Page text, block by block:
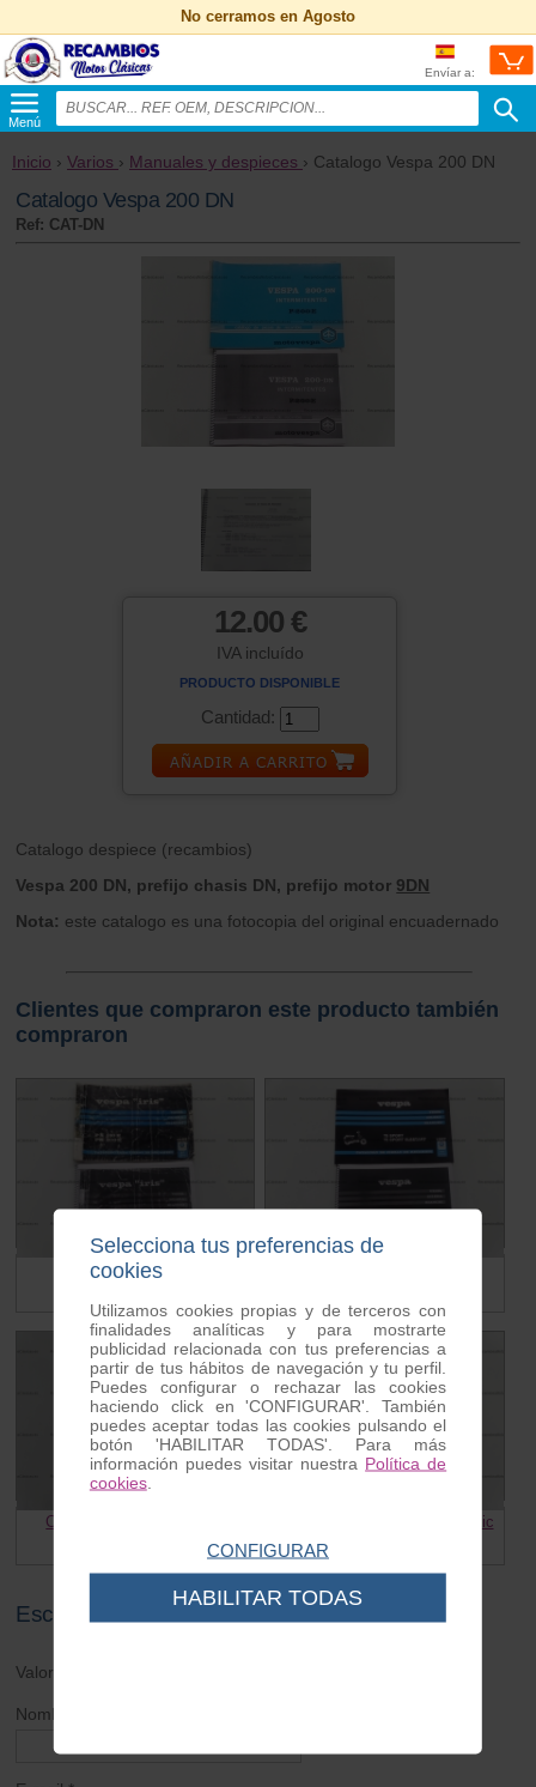
No cerramos en Agosto
Envíar a:
Menú
Inicio › Varios › Manuales y despieces › Catalogo Vespa 200 DN
Catalogo Vespa 200 DN
Ref: CAT-DN
12.00 €
IVA incluído
PRODUCTO DISPONIBLE
Cantidad:
Catalogo despiece (recambios)
Vespa 200 DN, prefijo chasis DN, prefijo motor 9DN
Nota: este catalogo es una fotocopia del original encuadernado
Clientes que compraron este producto también
compraron
Catalogo Vespa Iris
Catalogo Vespa Primavera Catalogo Vespa 125 Plurimatic
Escribe tu opinión sobre este artículo
Valoración general *
Nombre *
Selecciona tus preferencias de
cookies
Utilizamos cookies propias y de terceros con
finalidades analíticas y para mostrarte
publicidad relacionada con tus preferencias a
partir de tus hábitos de navegación y tu perfil.
Puedes configurar o rechazar las cookies
haciendo click en 'CONFIGURAR'. También
puedes aceptar todas las cookies pulsando el
botón 'HABILITAR TODAS'. Para más
información puedes visitar nuestra Política de
cookies.
CONFIGURAR
HABILITAR TODAS